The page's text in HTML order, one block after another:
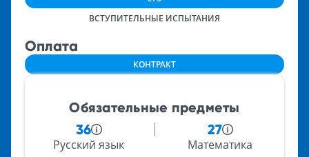
ВСТУПИТЕЛЬНЫЕ ИСПЫТАНИЯ
Оплата
КОНТРАКТ
Обязательные предметы
36
Русский язык
27
Математика